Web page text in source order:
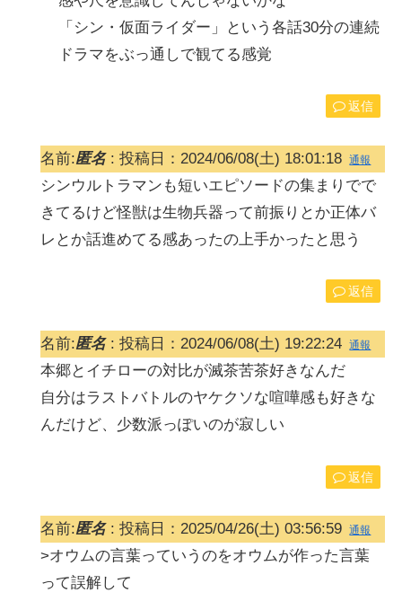
「シン・仮面ライダー」という各話30分の連続
ドラマをぶっ通しで観てる感覚
返信
名前:匿名: 投稿日：2024/06/08(土) 18:01:18 通報
シンウルトラマンも短いエピソードの集まりでで
きてるけど怪獣は生物兵器って前振りとか正体バ
レとか話進めてる感あったの上手かったと思う
返信
名前:匿名: 投稿日：2024/06/08(土) 19:22:24 通報
本郷とイチローの対比が滅茶苦茶好きなんだ
自分はラストバトルのヤケクソな喧嘩感も好きな
んだけど、少数派っぽいのが寂しい
返信
名前:匿名: 投稿日：2025/04/26(土) 03:56:59 通報
>オウムの言葉っていうのをオウムが作った言葉
って誤解して